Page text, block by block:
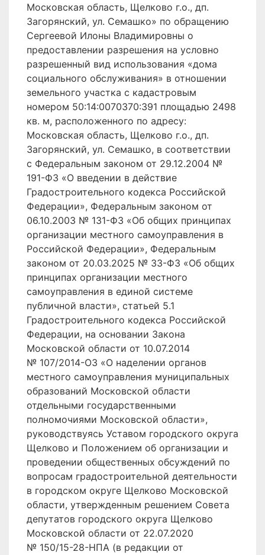
Московская область, Щелково г.о., дп.
Загорянский, ул. Семашко» по обращению
Сергеевой Илоны Владимировны о
предоставлении разрешения на условно
разрешенный вид использования «дома
социального обслуживания» в отношении
земельного участка с кадастровым
номером 50:14:0070370:391 площадью 2498
кв. м, расположенного по адресу:
Московская область, Щелково г.о., дп.
Загорянский, ул. Семашко, в соответствии
с Федеральным законом от 29.12.2004 №
191-ФЗ «О введении в действие
Градостроительного кодекса Российской
Федерации», Федеральным законом от
06.10.2003 № 131-ФЗ «Об общих принципах
организации местного самоуправления в
Российской Федерации», Федеральным
законом от 20.03.2025 № 33-ФЗ «Об общих
принципах организации местного
самоуправления в единой системе
публичной власти», статьей 5.1
Градостроительного кодекса Российской
Федерации, на основании Закона
Московской области от 10.07.2014
№ 107/2014-ОЗ «О наделении органов
местного самоуправления муниципальных
образований Московской области
отдельными государственными
полномочиями Московской области»,
руководствуясь Уставом городского округа
Щелково и Положением об организации и
проведении общественных обсуждений по
вопросам градостроительной деятельности
в городском округе Щелково Московской
области, утвержденным решением Совета
депутатов городского округа Щелково
Московской области от 22.07.2020
№ 150/15-28-НПА (в редакции от